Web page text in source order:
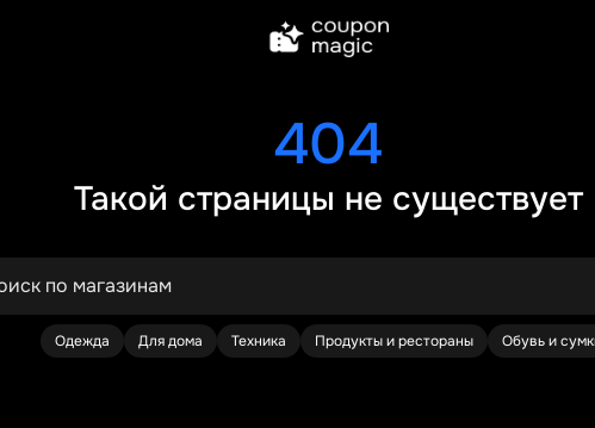
404
Такой страницы не существует
Одежда Для дома Техника Продукты и рестораны Обувь и